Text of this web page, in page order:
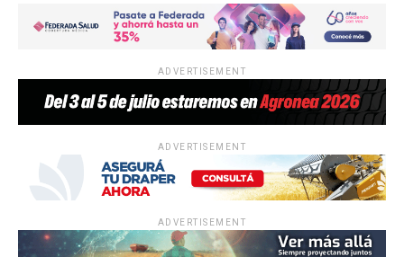
ADVERTISEMENT
ADVERTISEMENT
ADVERTISEMENT